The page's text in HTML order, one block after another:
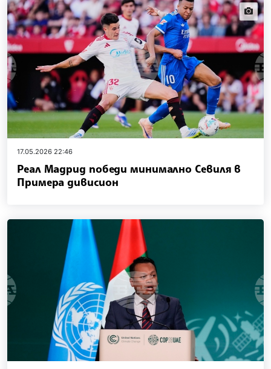
17.05.2026 22:46
Реал Мадрид победи минимално Севиля в
Примера дивисион